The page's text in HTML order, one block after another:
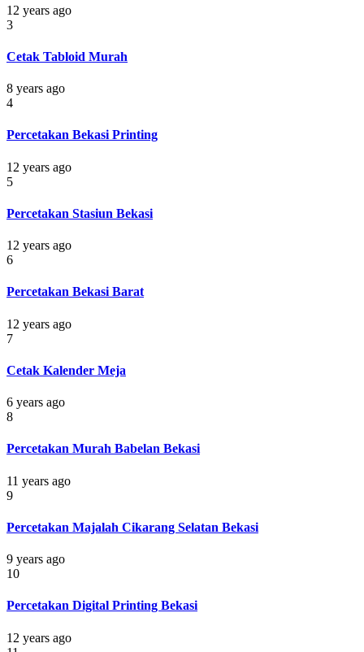
12 years ago
3
Cetak Tabloid Murah
8 years ago
4
Percetakan Bekasi Printing
12 years ago
5
Percetakan Stasiun Bekasi
12 years ago
6
Percetakan Bekasi Barat
12 years ago
7
Cetak Kalender Meja
6 years ago
8
Percetakan Murah Babelan Bekasi
11 years ago
9
Percetakan Majalah Cikarang Selatan Bekasi
9 years ago
10
Percetakan Digital Printing Bekasi
12 years ago